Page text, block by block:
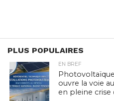
PLUS POPULAIRES
EN BREF
Photovoltaïque
ouvre la voie
en pleine crise